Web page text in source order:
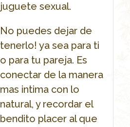
juguete sexual.
No puedes dejar de
tenerlo! ya sea para ti
o para tu pareja. Es
conectar de la manera
mas intima con lo
natural, y recordar el
bendito placer al que